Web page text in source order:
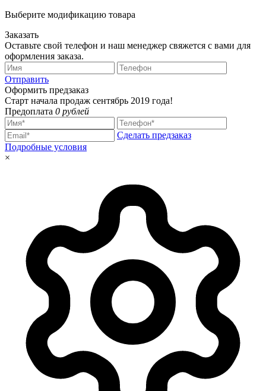
Выберите модификацию товара
Заказать
Оставьте свой телефон и наш менеджер свяжется с вами для
оформления заказа.
Отправить
Оформить предзаказ
Старт начала продаж сентябрь 2019 года!
Предоплата 0 рублей
Сделать предзаказ
Подробные условия
×